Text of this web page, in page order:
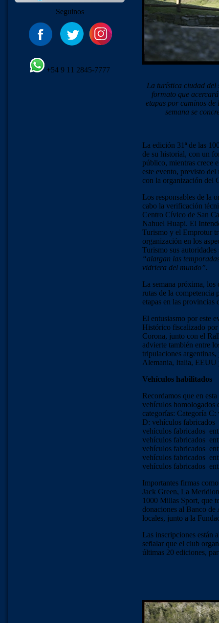
Seguinos
+54 9 11 2845-7777
La turística ciudad del
formato que
etapas por caminos
semana se
La edición 31ª de las
de su historial, con un
público, mientras crece
este evento, previsto
con la organización del
Los responsables de la
cabo la verificación
Centro Cívico de San
Nahuel Huapi. El
Turismo y el Emprotur
organización en los
Turismo sus
“alargan las
vidriera del mundo”.
La semana próxima, los
rutas de la competencia
etapas en las
El entusiasmo por este
Histórico fiscalizado
Corona, junto con el
advierte también entre
tripulaciones
Alemania, Italia, EEUU
Vehículos habilitados
Recordamos que en
vehículos homologados
categorías: Categoría
D: vehículos fabricados
vehículos fabricados
vehículos fabricados
vehículos fabricados
vehículos fabricados
vehículos fabricados
Importantes firmas
Jack Green, La
1000 Millas Sport, que
donaciones al Banco de
locales, junto a la
Las inscripciones están
señalar que el club
últimas 20 ediciones,